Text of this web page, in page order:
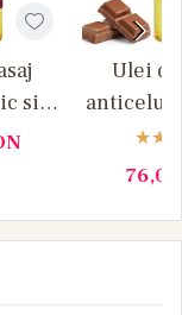
si
Ulei
si
76,00